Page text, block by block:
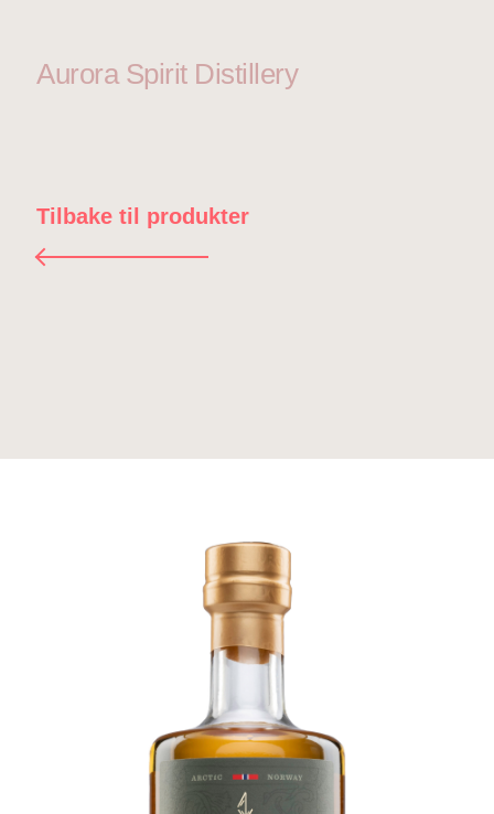
Aurora Spirit Distillery
Tilbake til produkter